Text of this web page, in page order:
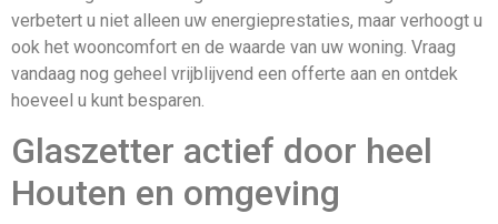
verbetert u niet alleen uw energieprestaties, maar verhoogt u
ook het wooncomfort en de waarde van uw woning. Vraag
vandaag nog geheel vrijblijvend een offerte aan en ontdek
hoeveel u kunt besparen.
Glaszetter actief door heel
Houten en omgeving